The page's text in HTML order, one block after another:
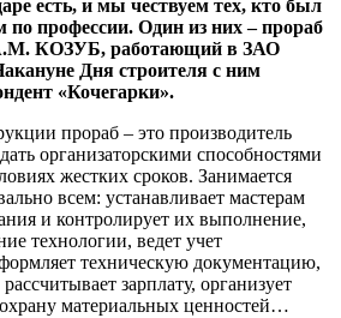
есть, и мы чествуем тех, кто был
по профессии. Один из них – прораб
КОЗУБ, работающий в ЗАО
Дня строителя с ним
«Кочегарки».
прораб – это производитель
организаторскими способностями
жестких сроков. Занимается
всем: устанавливает мастерам
и контролирует их выполнение,
технологии, ведет учет
техническую документацию,
зарплату, организует
охрану материальных ценностей…